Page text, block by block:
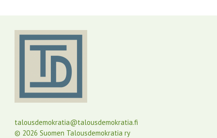
talousdemokratia@talousdemokratia.fi
© 2026 Suomen Talousdemokratia ry